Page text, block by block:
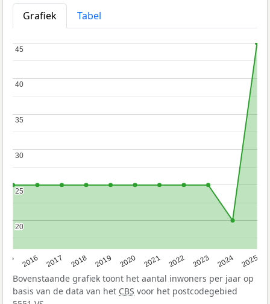
Grafiek
Tabel
2016 2017 2018 2019 2020 2021 2022 2023 2024 2025
20
20
25
25
30
30
35
35
40
40
45
45
Bovenstaande grafiek toont het aantal inwoners per jaar op
basis van de data van het CBS voor het postcodegebied